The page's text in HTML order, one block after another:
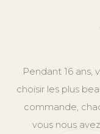
Pendant 16 ans,
choisir les plus
commande,
vous nous